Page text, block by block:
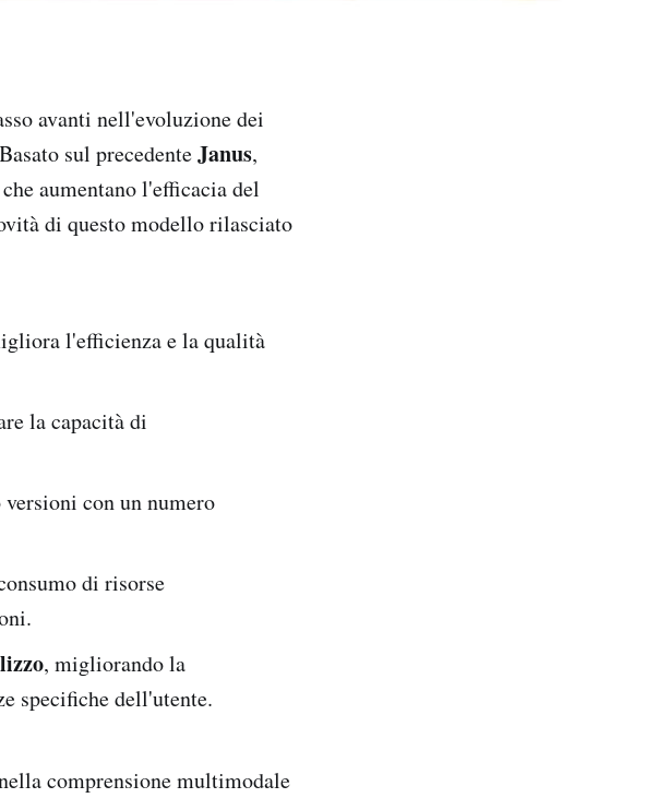
avanti nell'evoluzione dei
sul precedenteJanus,
aumentano l'efficacia del
di questo modello rilasciato
l'efficienza e la qualità
la capacità di
versioni con un numero
di risorse
, migliorando la
specifiche dell'utente.
comprensione multimodale